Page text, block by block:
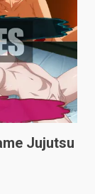
Jujutsu